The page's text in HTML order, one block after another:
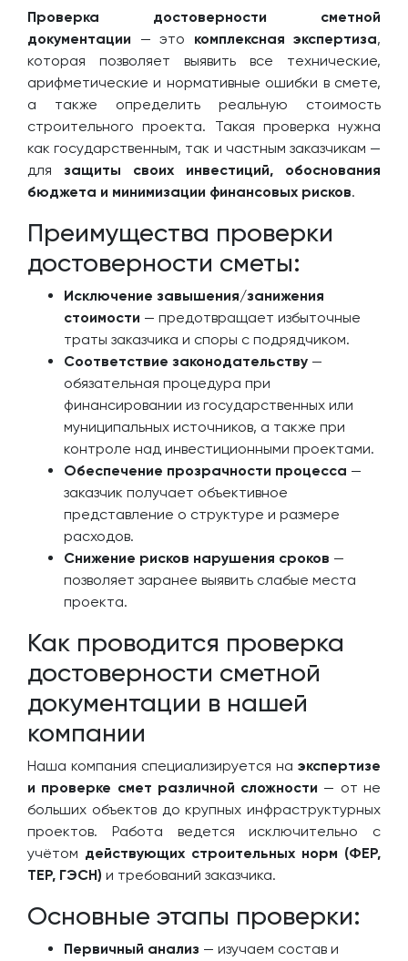
Проверка достоверности сметной
документации — это комплексная экспертиза,
которая позволяет выявить все технические,
арифметические и нормативные ошибки в смете,
а также определить реальную стоимость
строительного проекта. Такая проверка нужна
как государственным, так и частным заказчикам —
для защиты своих инвестиций, обоснования
бюджета и минимизации финансовых рисков.
Преимущества проверки
достоверности сметы:
Исключение завышения/занижения
стоимости — предотвращает избыточные
траты заказчика и споры с подрядчиком.
Соответствие законодательству —
обязательная процедура при
финансировании из государственных или
муниципальных источников, а также при
контроле над инвестиционными проектами.
Обеспечение прозрачности процесса —
заказчик получает объективное
представление о структуре и размере
расходов.
Снижение рисков нарушения сроков —
позволяет заранее выявить слабые места
проекта.
Как проводится проверка
достоверности сметной
документации в нашей
компании
Наша компания специализируется на экспертизе
и проверке смет различной сложности — от не
больших объектов до крупных инфраструктурных
проектов. Работа ведется исключительно с
учётом действующих строительных норм (ФЕР,
ТЕР, ГЭСН) и требований заказчика.
Основные этапы проверки:
Первичный анализ — изучаем состав и